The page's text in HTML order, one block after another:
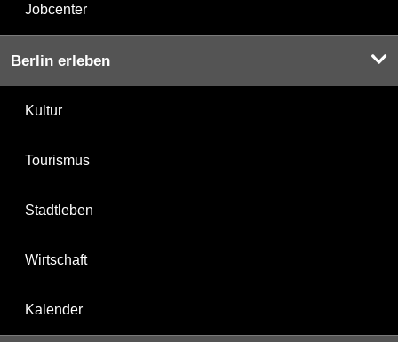
Jobcenter
Berlin erleben
Kultur
Tourismus
Stadtleben
Wirtschaft
Kalender